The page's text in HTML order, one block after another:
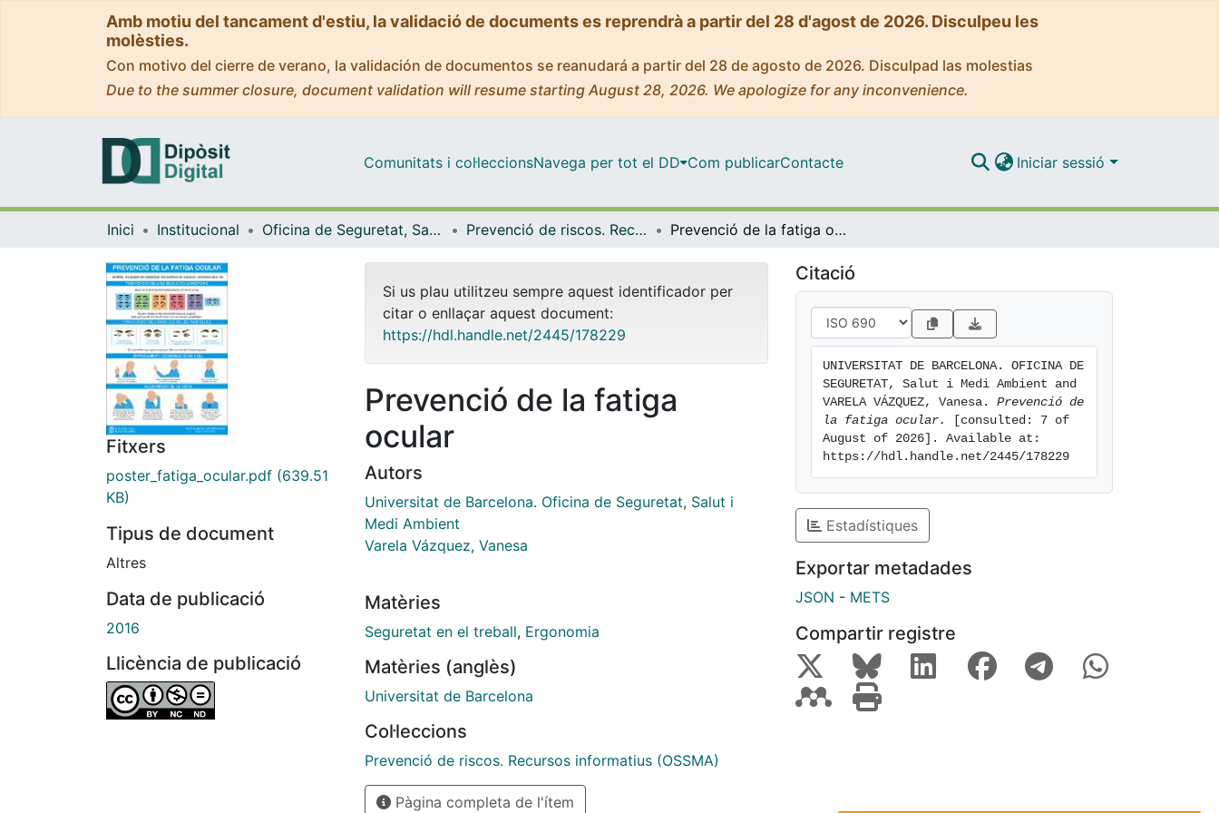
Amb motiu del tancament d'estiu, la validació de documents es reprendrà a partir del 28 d'agost de 2026. Disculpeu les
molèsties.
Con motivo del cierre de verano, la validación de documentos se reanudará a partir del 28 de agosto de 2026. Disculpad las molestias
Due to the summer closure, document validation will resume starting August 28, 2026. We apologize for any inconvenience.
Comunitats i col·leccionsNavega per tot el DD Com publicarContacte Iniciar sessió
Inici Institucional Oficina de Seguretat, Salut i Medi Ambient (OSSMA) Prevenció de riscos. Recursos informatius (OSSMA) Prevenció de la fatiga ocular
Fitxers
poster_fatiga_ocular.pdf (639.51
KB)
Tipus de document
Altres
Data de publicació
2016
Llicència de publicació
Si us plau utilitzeu sempre aquest identificador per
citar o enllaçar aquest document:
https://hdl.handle.net/2445/178229
Prevenció de la fatiga
ocular
Autors
Universitat de Barcelona. Oficina de Seguretat, Salut i
Medi Ambient
Varela Vázquez, Vanesa
Matèries
Seguretat en el treball, Ergonomia
Matèries (anglès)
Universitat de Barcelona
Col·leccions
Prevenció de riscos. Recursos informatius (OSSMA)
Pàgina completa de l'ítem
Citació
UNIVERSITAT DE BARCELONA. OFICINA DE
SEGURETAT, Salut i Medi Ambient and
VARELA VÁZQUEZ, Vanesa. Prevenció de
la fatiga ocular.
[consulted: 7 of
August of 2026]. Available at:
https://hdl.handle.net/2445/178229
Estadístiques
Exportar metadades
JSON - METS
Compartir registre